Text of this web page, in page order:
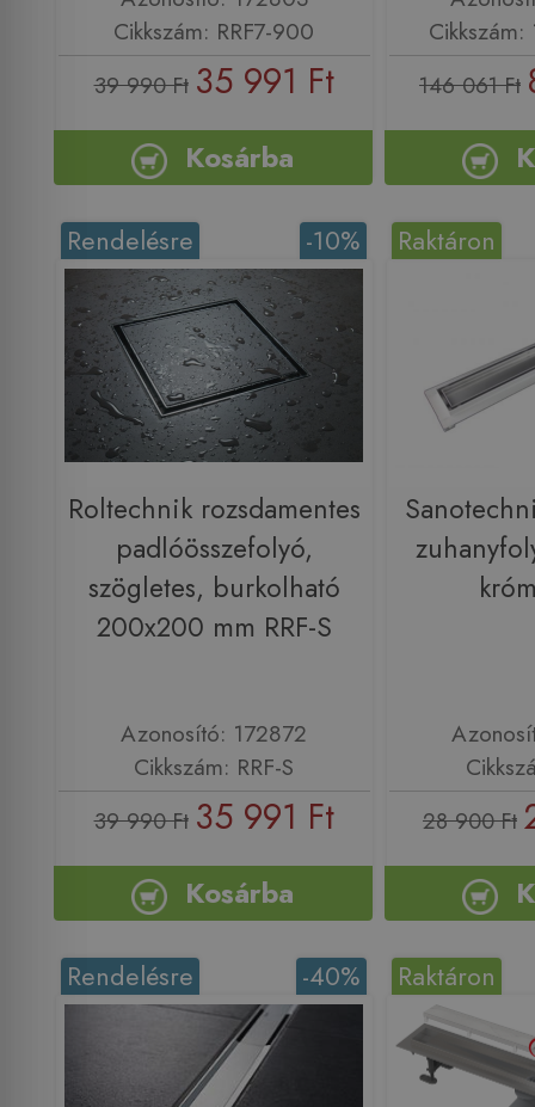
Cikkszám: RRF7-900
39 990 Ft 35 991 Ft
Kosárba
Cikkszám:
146 061 Ft
-10%
Rendelésre
Roltechnik rozsdamentes
padlóösszefolyó,
szögletes, burkolható
200x200 mm RRF-S
Azonosító: 172872
Cikkszám: RRF-S
39 990 Ft 35 991 Ft
Kosárba
Raktáron
28 900 Ft
-40%
Rendelésre Raktáron